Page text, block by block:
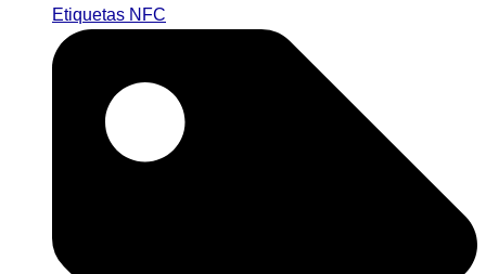
Etiquetas NFC